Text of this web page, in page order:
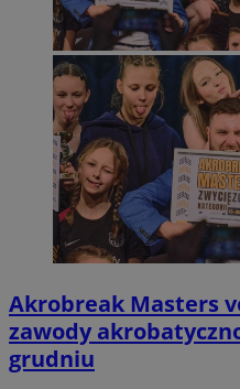
Akrobreak Masters
zawody
grudniu